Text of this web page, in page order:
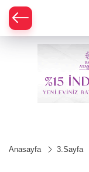
Anasayfa 3.Sayfa